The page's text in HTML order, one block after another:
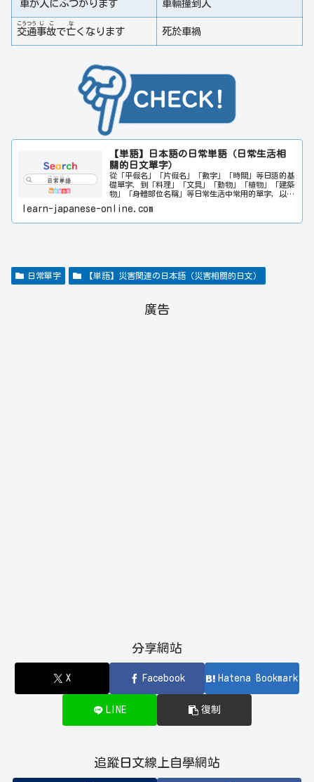
車が 人 にぶつかります 車輛撞到人
交
こう
通
つう
事
じ
故
こ
で亡
な
くなります 死於車禍
【単語】日本語の日常単語（日常生活相
關的日文單字）
從「平假名」「片假名」「數字」「時間」等日語的基
礎單字，到「料理」「文具」「動物」「植物」「建築
物」「身體部位名稱」等日常生活中常用的單字，以及
表示感情和味道的形容詞，均按類別詳細介紹。基於
「百聞不如一見」的觀念，每個單字都附有相關插圖，
讓您像看漫畫一樣輕鬆愉快地記住單字。關於旅行中常
少都有所幫助。
learn-japanese-online.com
日常單字 【単語】災害関連の日本語（災害相關的日文）
廣告
分享網站
X Facebook Hatena Bookmark
LINE 復制
追蹤日文線上自學網站